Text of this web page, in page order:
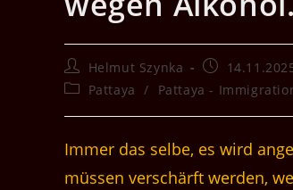
Beitrags-
Autor:
Helmut Szynka
Beitrag
veröffentlicht:
Beitrags-
Pattaya / Pattaya -
Immer das selbe, es wird
müssen verschärft werden,